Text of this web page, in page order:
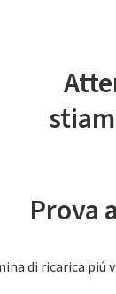
Prova
di ricarica piú